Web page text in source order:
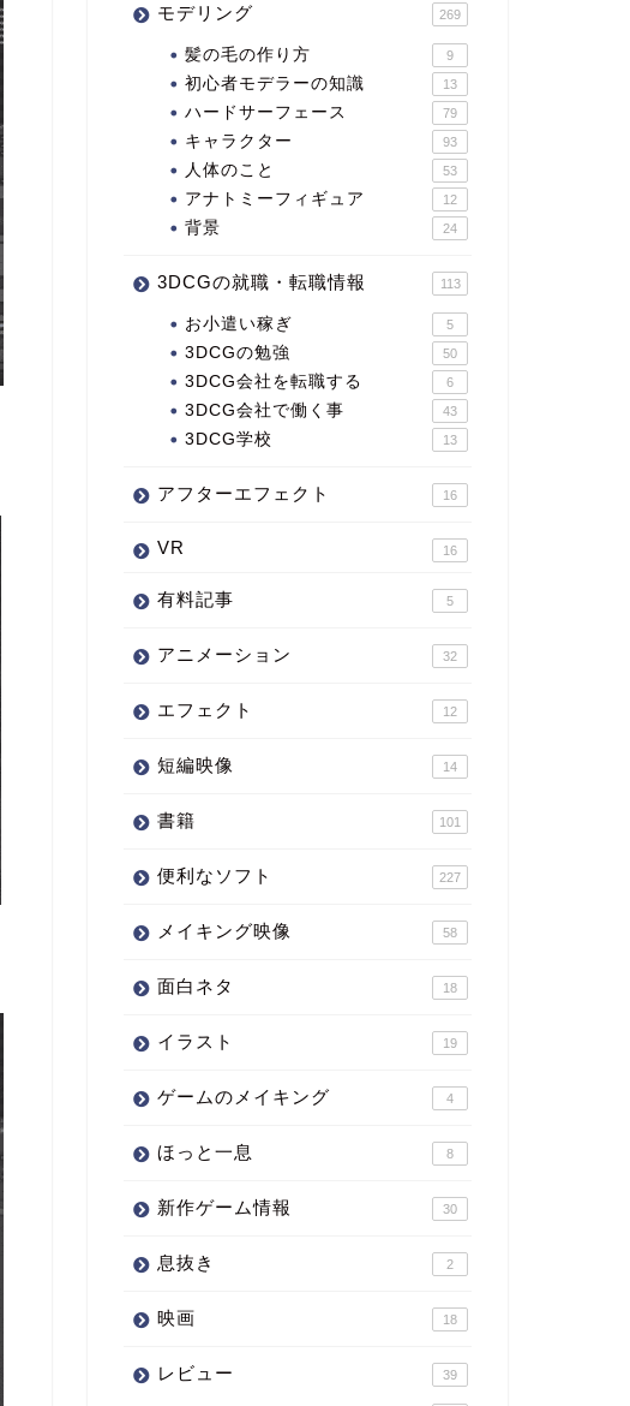
モデリング 269
髪の毛の作り方 9
初心者モデラーの知識 13
ハードサーフェース 79
キャラクター 93
人体のこと 53
アナトミーフィギュア 12
背景 24
3DCGの就職・転職情報 113
お小遣い稼ぎ 5
3DCGの勉強 50
3DCG会社を転職する 6
3DCG会社で働く事 43
3DCG学校 13
アフターエフェクト 16
VR 16
有料記事 5
アニメーション 32
エフェクト 12
短編映像 14
書籍 101
便利なソフト 227
メイキング映像 58
面白ネタ 18
イラスト 19
ゲームのメイキング 4
ほっと一息 8
新作ゲーム情報 30
息抜き 2
映画 18
レビュー 39